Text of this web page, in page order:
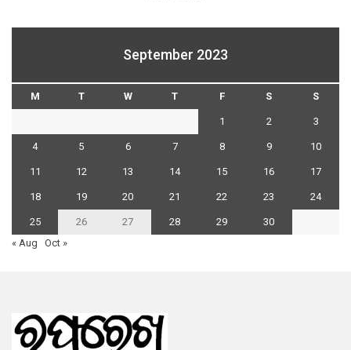
September 2023
M T W T F S S
1 2 3
4 5 6 7 8 9 10
11 12 13 14 15 16 17
18 19 20 21 22 23 24
25 26 27 28 29
30
« Aug
Oct »